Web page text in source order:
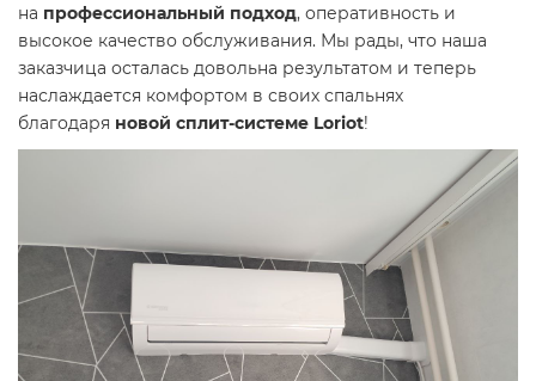
на профессиональный подход, оперативность и
высокое качество обслуживания. Мы рады, что наша
заказчица осталась довольна результатом и теперь
наслаждается комфортом в своих спальнях
благодаря новой сплит-системе Loriot!